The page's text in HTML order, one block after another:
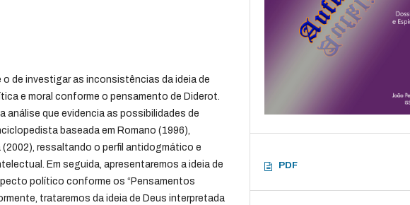
de investigar as inconsistências da ideia de
e moral conforme o pensamento de Diderot.
análise que evidencia as possibilidades de
baseada em Romano (1996),
ressaltando o perfil antidogmático e
Em seguida, apresentaremos a ideia de
político conforme os “Pensamentos
trataremos da ideia de Deus interpretada
PDF